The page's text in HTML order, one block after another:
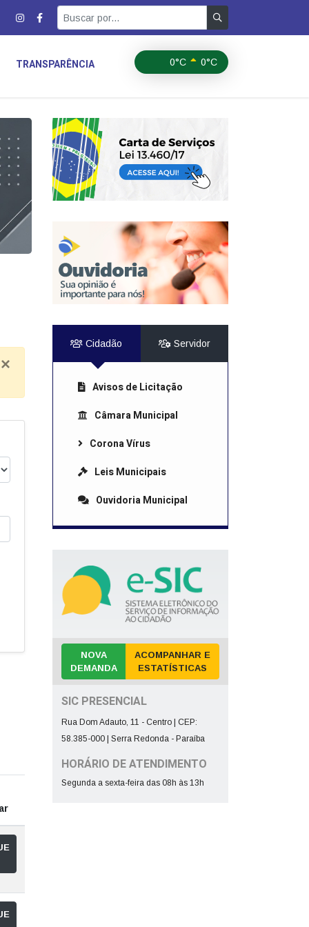
0°C 0°C
TRANSPARÊNCIA
×
Cidadão Servidor
Avisos de Licitação
Câmara Municipal
Corona Vírus
Leis Municipais
Ouvidoria Municipal
NOVA
DEMANDA
ACOMPANHAR E
ESTATÍSTICAS
SIC PRESENCIAL
Rua Dom Adauto, 11 - Centro | CEP:
58.385-000 | Serra Redonda - Paraíba
HORÁRIO DE ATENDIMENTO
Segunda a sexta-feira das 08h às 13h